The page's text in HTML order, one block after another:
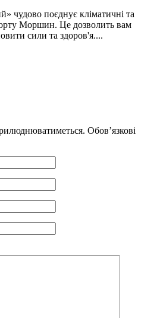
чудово поєднує кліматичні та
Моршин. Це дозволить вам
сили та здоров'я....
Обов’язкові